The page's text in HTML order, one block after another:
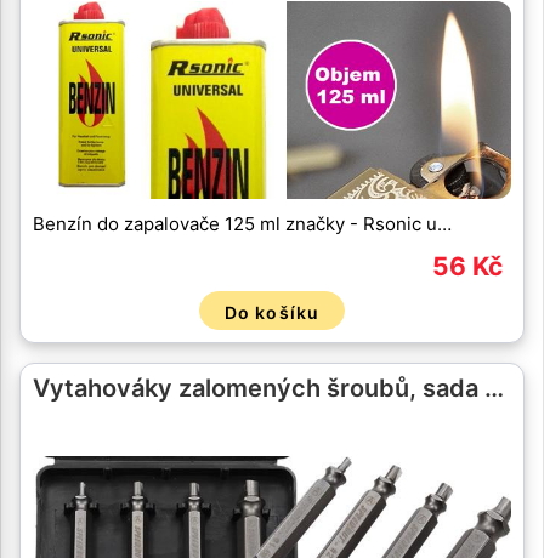
Benzín do zapalovače 125 ml značky - Rsonic u…
56 Kč
Do košíku
Vytahováky zalomených šroubů, sada …